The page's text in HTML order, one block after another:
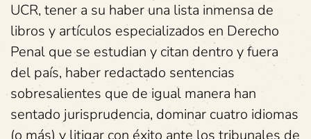
UCR, tener a su haber una lista inmensa de
libros y artículos especializados en Derecho
Penal que se estudian y citan dentro y fuera
del país, haber redactado sentencias
sobresalientes que de igual manera han
sentado jurisprudencia, dominar cuatro idiomas
(o más) y litigar con éxito ante los tribunales de